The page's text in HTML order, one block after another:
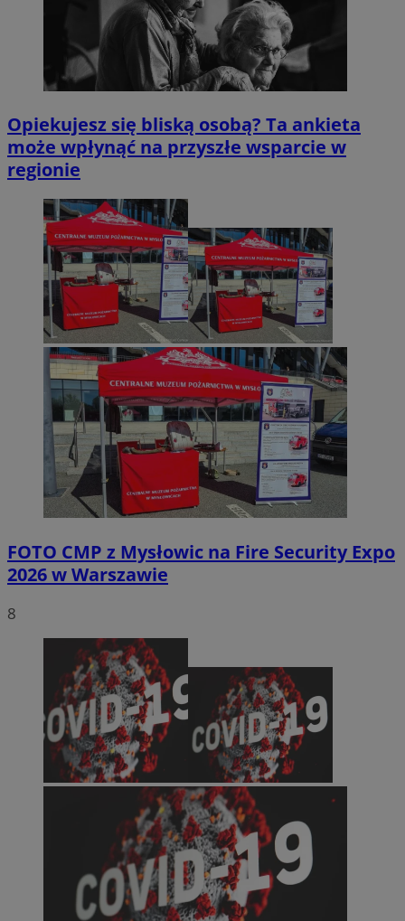
Opiekujesz się bliską osobą? Ta ankieta
może wpłynąć na przyszłe wsparcie w
regionie
FOTO CMP z Mysłowic na Fire Security Expo
2026 w Warszawie
8